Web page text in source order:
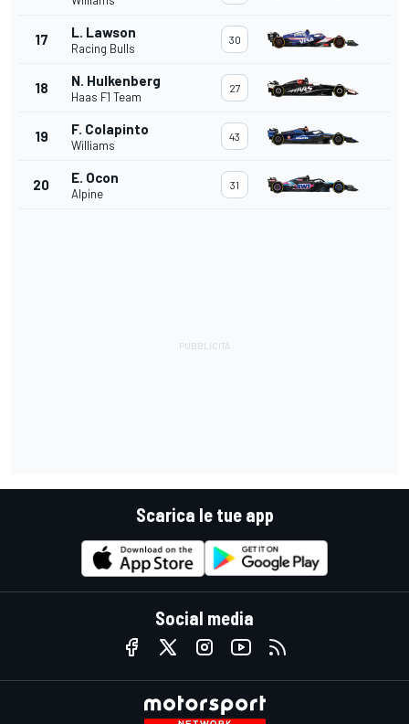
17 L. Lawson
Racing Bulls
30
18 N. Hulkenberg
Haas F1 Team
27
19 F. Colapinto
Williams
43
20 E. Ocon
Alpine
31
Scarica le tue app
Social media